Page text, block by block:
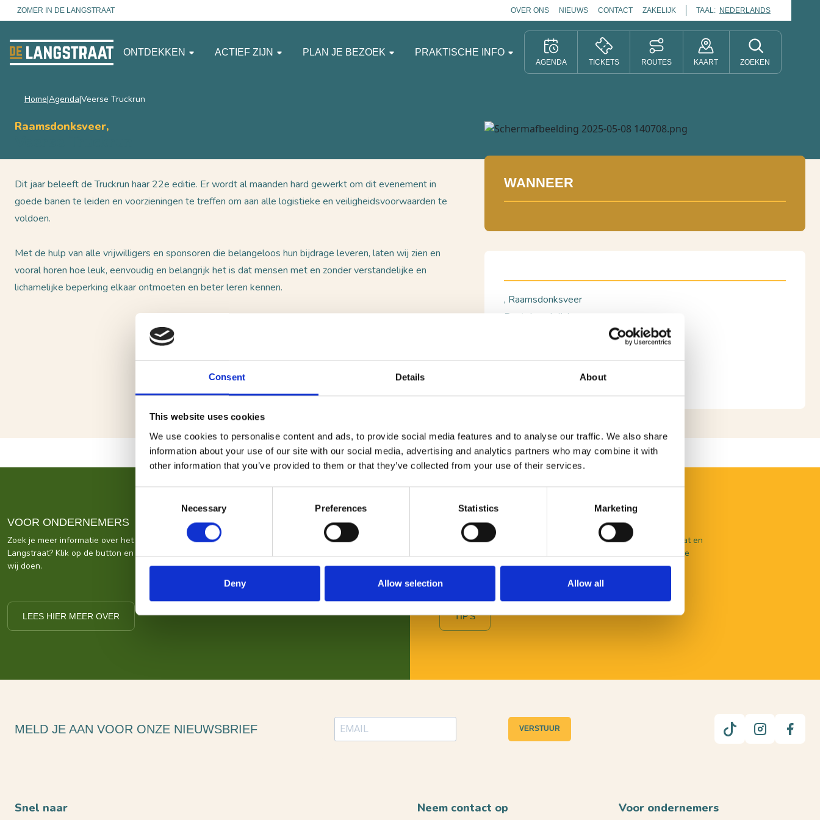
Consent Details About
This website uses cookies
We use cookies to personalise content and ads, to provide social media features and to analyse our traffic. We also share
information about your use of our site with our social media, advertising and analytics partners who may combine it with
other information that you’ve provided to them or that they’ve collected from your use of their services.
Necessary Preferences Statistics Marketing
Deny Allow selection Allow all
ZOMER IN DE LANGSTRAAT OVER ONS NIEUWS CONTACT ZAKELIJK TAAL: NEDERLANDS
ONTDEKKEN ACTIEF ZIJN PLAN JE BEZOEK PRAKTISCHE INFO
AGENDA TICKETS ROUTES KAART ZOEKEN
Home Agenda Veerse Truckrun
Raamsdonksveer,
Dit jaar beleeft de Truckrun haar 22e editie. Er wordt al maanden hard gewerkt om dit evenement in
goede banen te leiden en voorzieningen te treffen om aan alle logistieke en veiligheidsvoorwaarden te
voldoen.
Met de hulp van alle vrijwilligers en sponsoren die belangeloos hun bijdrage leveren, laten wij zien en
vooral horen hoe leuk, eenvoudig en belangrijk het is dat mensen met en zonder verstandelijke en
lichamelijke beperking elkaar ontmoeten en beter leren kennen.
WANNEER
, Raamsdonksveer
Routebeschrijving
BEKIJK WEBSITE
VOOR ONDERNEMERS
Zoek je meer informatie over het bedrijf achter Bezoek De
Langstraat? Klik op de button en kom alles te weten over ons wat
wij doen.
LEES HIER MEER OVER
VOOR BEZOEKERS
Benieuwd naar wat er allemaal te beleven valt in De Langstraat en
wil je daarover graag persoonlijk advies? Je kunt terecht bij onze
Toeristische Informatiepunten.
TIP'S
MELD JE AAN VOOR ONZE NIEUWSBRIEF VERSTUUR
Snel naar Neem contact op Voor ondernemers